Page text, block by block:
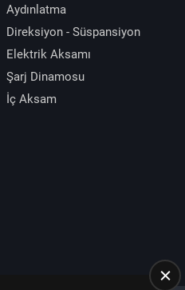
Aydınlatma
Direksiyon - Süspansiyon
Elektrik Aksamı
Şarj Dinamosu
İç Aksam